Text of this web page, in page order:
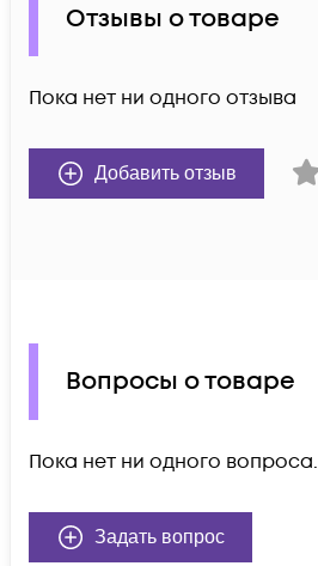
Отзывы о товаре
Пока нет ни одного отзыва
Добавить отзыв
Вопросы о товаре
Пока нет ни одного вопроса.
Задать вопрос